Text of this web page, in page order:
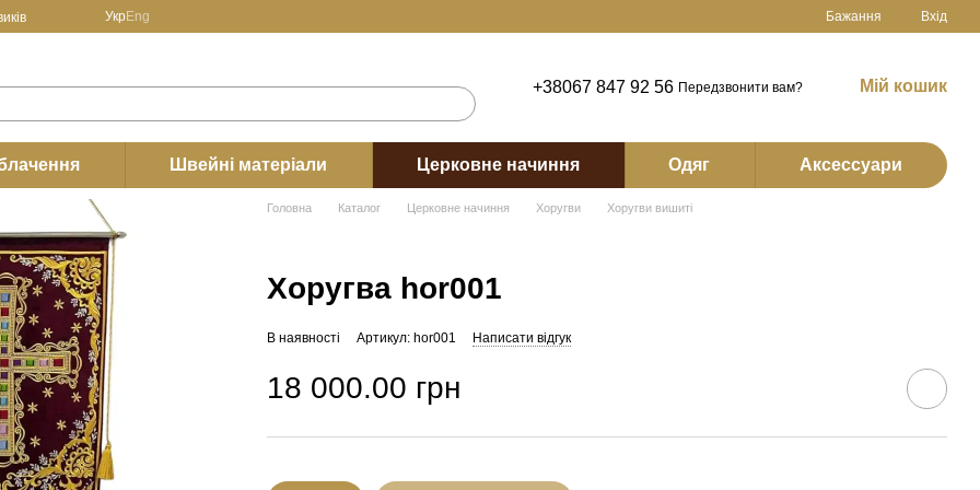
УкрEng Бажання Вхід
+38067 847 92 56 Передзвонити вам? Мій кошик
Швейні матеріали Церковне начиння Одяг Аксессуари
Головна Каталог Церковне начиння Хоругви Хоругви вишиті
Хоругва hor001
В наявності Артикул: hor001 Написати відгук
18 000.00 грн